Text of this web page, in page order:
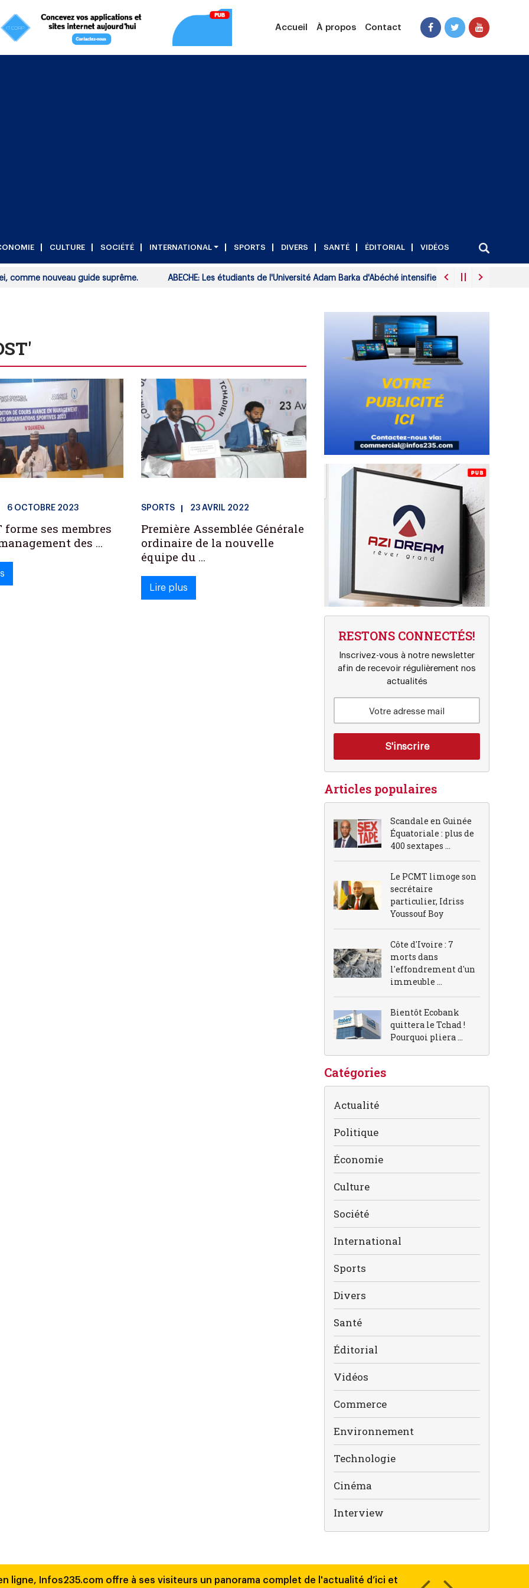
Accueil À propos Contact
CULTURE SOCIÉTÉ INTERNATIONAL SPORTS DIVERS SANTÉ ÉDITORIAL VIDÉOS
nouveau guide suprême. ABECHE: Les étudiants de l'Université Adam Barka d'Abéché intensifient leur mobilisation face
6 OCTOBRE 2023
forme ses membres
des ...
SPORTS 23 AVRIL 2022
Première Assemblée Générale
ordinaire de la nouvelle
équipe du ...
Lire plus
RESTONS CONNECTÉS!
Inscrivez-vous à notre newsletter
afin de recevoir régulièrement nos
actualités
Articles populaires
Scandale en Guinée
Équatoriale : plus de
400 sextapes ...
Le PCMT limoge son
secrétaire
particulier, Idriss
Youssouf Boy
Côte d'Ivoire : 7
morts dans
l'effondrement d'un
immeuble ...
Bientôt Ecobank
quittera le Tchad !
Pourquoi pliera ...
Catégories
Actualité
Politique
Économie
Culture
Société
International
Sports
Divers
Santé
Éditorial
Vidéos
Commerce
Environnement
Technologie
Cinéma
Interview
ligne, Infos235.com offre à ses visiteurs un panorama complet de l'actualité d’ici et Découvrez chaque jour